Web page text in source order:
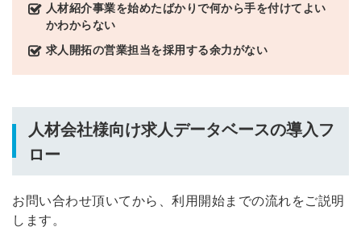
人材紹介事業を始めたばかりで何から手を付けてよい
かわからない
求人開拓の営業担当を採用する余力がない
人材会社様向け求人データベースの導入フ
ロー
お問い合わせ頂いてから、利用開始までの流れをご説明
します。
をご利用する
要です。
採用課題の解決、新しい採用の
取り組みなどを取材したインタ
ートが届く
メールアドレス